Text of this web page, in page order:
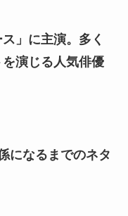
」に主演。多く
演じる人気俳優
になるまでのネタ